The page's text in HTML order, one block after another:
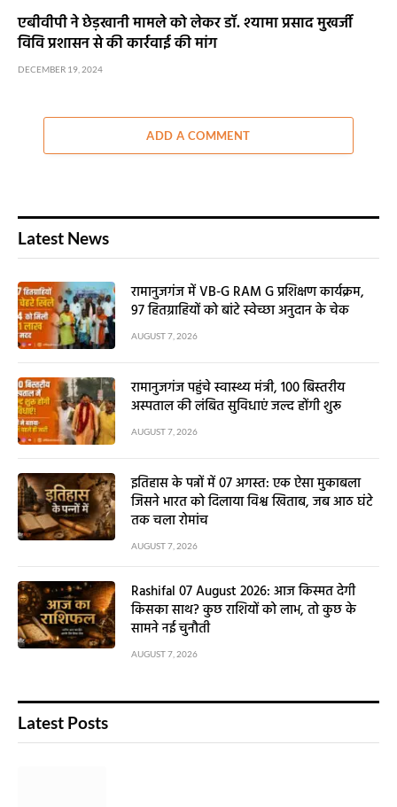
एबीवीपी ने छेड़खानी मामले को लेकर डॉ. श्यामा प्रसाद मुखर्जी
विवि प्रशासन से की कार्रवाई की मांग
DECEMBER 19, 2024
ADD A COMMENT
Latest News
रामानुजगंज में VB-G RAM G प्रशिक्षण कार्यक्रम,
97 हितग्राहियों को बांटे स्वेच्छा अनुदान के चेक
AUGUST 7, 2026
रामानुजगंज पहुंचे स्वास्थ्य मंत्री, 100 बिस्तरीय
अस्पताल की लंबित सुविधाएं जल्द होंगी शुरू
AUGUST 7, 2026
इतिहास के पन्नों में 07 अगस्त: एक ऐसा मुकाबला
जिसने भारत को दिलाया विश्व खिताब, जब आठ घंटे
तक चला रोमांच
AUGUST 7, 2026
Rashifal 07 August 2026: आज किस्मत देगी
किसका साथ? कुछ राशियों को लाभ, तो कुछ के
सामने नई चुनौती
AUGUST 7, 2026
Latest Posts